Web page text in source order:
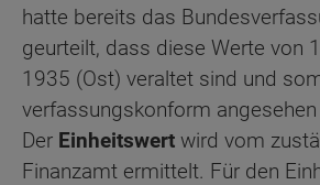
hatte bereits das
geurteilt, dass diese Werte von
1935 (Ost) veraltet sind und
verfassungskonform
Der Einheitswert wird vom
Finanzamt ermittelt. Für den